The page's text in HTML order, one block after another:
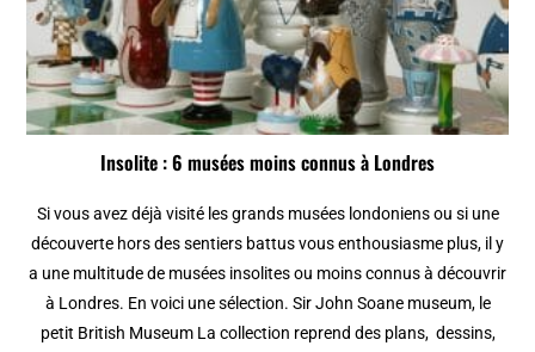
Insolite : 6 musées moins connus à Londres
Si vous avez déjà visité les grands musées londoniens ou si une
découverte hors des sentiers battus vous enthousiasme plus, il y
a une multitude de musées insolites ou moins connus à découvrir
à Londres. En voici une sélection. Sir John Soane museum, le
petit British Museum La collection reprend des plans, dessins,